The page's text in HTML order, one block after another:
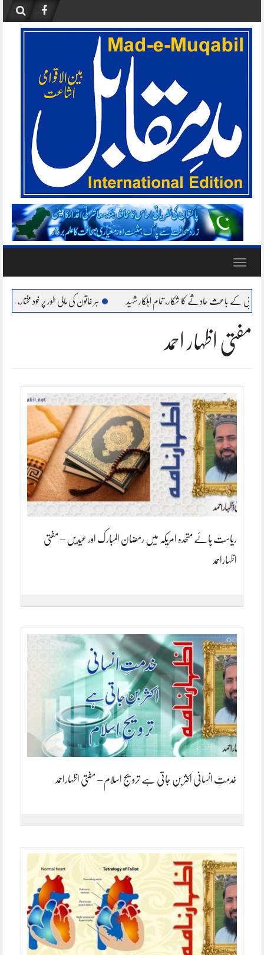
content
Toggle
کا شکار، تمام اہلکار شہید ہر خاتون کی مالی طور پر خود مختار، بااحتیار بنانا ہمارا عزم :
مفتی اظہار احمد
ریاست ہائے متحدہ امریکہ میں رمضان المبارک اور عیدیں – مفتی
اظہاراحمد
خدمتِ انسانی اکثر بن جاتی ہے ترویجِ اسلام – مفتی اظہاراحمد